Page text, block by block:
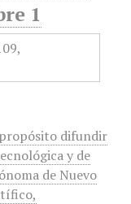
1
difundir
y de
de Nuevo